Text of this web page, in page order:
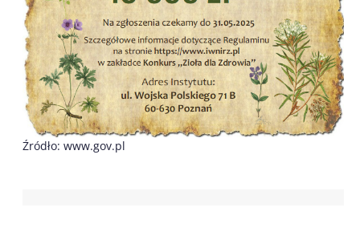
Źródło: www.gov.pl